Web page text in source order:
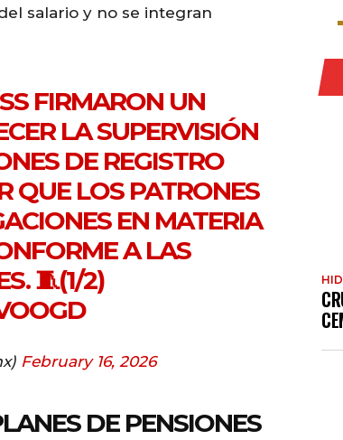
salario y no se integran
FIRMARON UN
LA SUPERVISIÓN
DE REGISTRO
QUE LOS PATRONES
EN MATERIA
A LAS
🧵(1/2)
February 16, 2026
DE PENSIONES